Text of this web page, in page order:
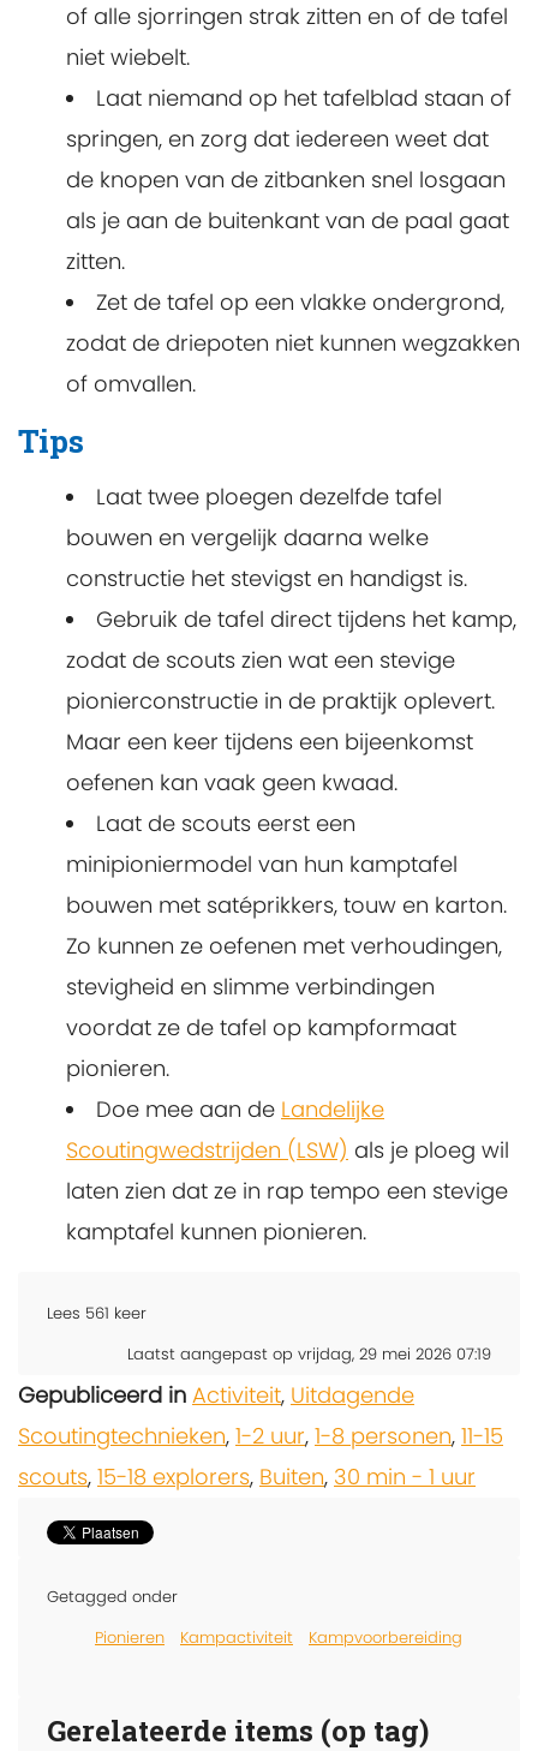
of alle sjorringen strak zitten en of de tafel
niet wiebelt.
Laat niemand op het tafelblad staan of
springen, en zorg dat iedereen weet dat
de knopen van de zitbanken snel losgaan
als je aan de buitenkant van de paal gaat
zitten.
Zet de tafel op een vlakke ondergrond,
zodat de driepoten niet kunnen wegzakken
of omvallen.
Tips
Laat twee ploegen dezelfde tafel
bouwen en vergelijk daarna welke
constructie het stevigst en handigst is.
Gebruik de tafel direct tijdens het kamp,
zodat de scouts zien wat een stevige
pionierconstructie in de praktijk oplevert.
Maar een keer tijdens een bijeenkomst
oefenen kan vaak geen kwaad.
Laat de scouts eerst een
minipioniermodel van hun kamptafel
bouwen met satéprikkers, touw en karton.
Zo kunnen ze oefenen met verhoudingen,
stevigheid en slimme verbindingen
voordat ze de tafel op kampformaat
pionieren.
Doe mee aan de Landelijke
Scoutingwedstrijden (LSW) als je ploeg wil
laten zien dat ze in rap tempo een stevige
kamptafel kunnen pionieren.
Lees 561 keer
Laatst aangepast op vrijdag, 29 mei 2026 07:19
Gepubliceerd in Activiteit, Uitdagende
Scoutingtechnieken, 1-2 uur, 1-8 personen, 11-15
scouts, 15-18 explorers, Buiten, 30 min - 1 uur
Getagged onder
Pionieren
Kampactiviteit Kampvoorbereiding
Gerelateerde items (op tag)